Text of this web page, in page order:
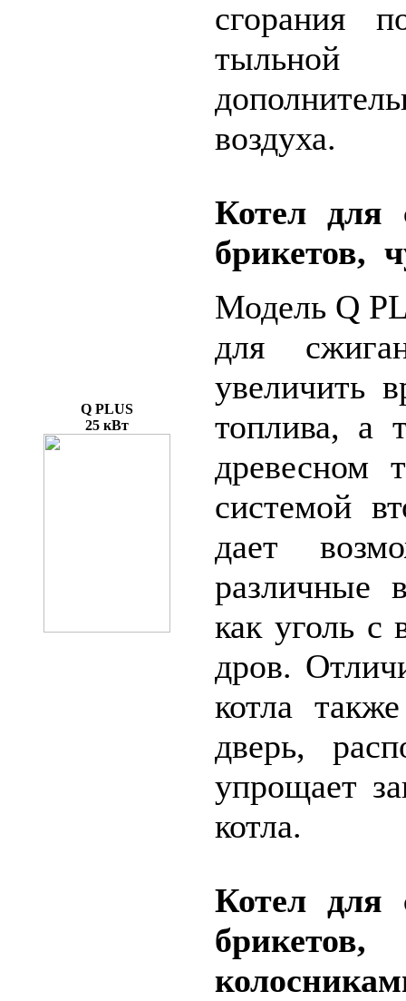
сгорания
тыльной
воздуха.
Q PLUS
25 кВт
Котел для
брикетов,
Модель Q
для
увеличить
топлива, а
древесном
системой
дает
различные
как уголь
дров.
котла
дверь,
упрощает
котла.
Котел для